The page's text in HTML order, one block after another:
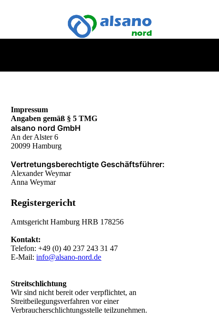
Impressum
Angaben gemäß § 5 TMG
alsano nord GmbH
An der Alster 6
20099 Hamburg
Vertretungsberechtigte Geschäftsführer:
Alexander Weymar
Anna Weymar
Registergericht
Amtsgericht Hamburg HRB 178256
Kontakt:
Telefon: +49 (0) 40 237 243 31 47
E-Mail:info@alsano-nord.de
Streitschlichtung
Wir sind nicht bereit oder verpflichtet, an
Streitbeilegungsverfahren vor einer
Verbraucherschlichtungsstelle teilzunehmen.